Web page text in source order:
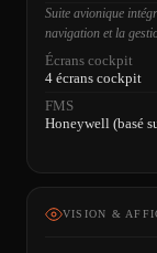
Suite avionique
navigation et la
Écrans cockpit
4 écrans cockpit
FMS
Honeywell (basé
VISION &